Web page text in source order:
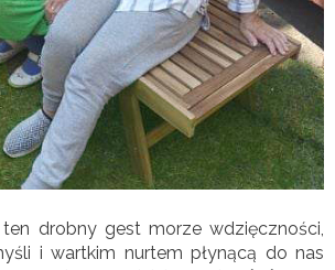
drobny gest morze wdzięczności,
i wartkim nurtem płynącą do nas